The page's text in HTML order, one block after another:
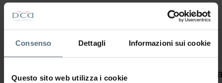
Consenso Dettagli Informazioni sui cookie
Questo sito web utilizza i cookie
Nuova Nuova Nuovo